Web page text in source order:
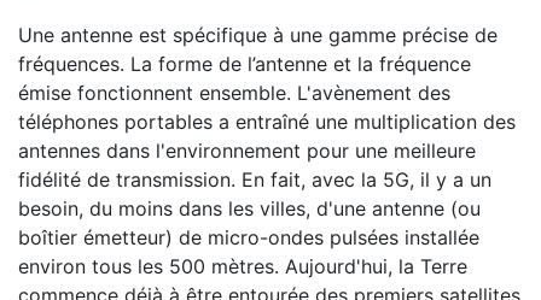
Une antenne est spécifique à une gamme précise de
fréquences. La forme de l’antenne et la fréquence
émise fonctionnent ensemble. L'avènement des
téléphones portables a entraîné une multiplication des
antennes dans l'environnement pour une meilleure
fidélité de transmission. En fait, avec la 5G, il y a un
besoin, du moins dans les villes, d'une antenne (ou
boîtier émetteur) de micro-ondes pulsées installée
environ tous les 500 mètres. Aujourd'hui, la Terre
commence déjà à être entourée des premiers satellites